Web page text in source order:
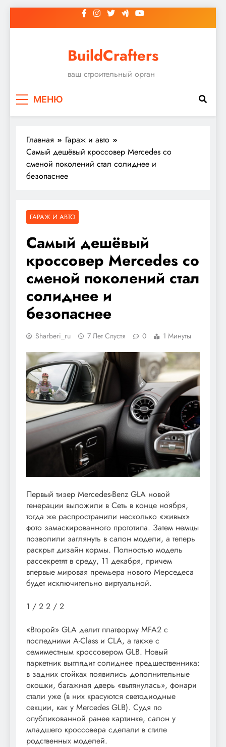
к
BuildCrafters
ваш строительный орган
МЕНЮ
Главная
Гараж и авто
Самый дешёвый кроссовер Mercedes со
сменой поколений стал солиднее и
безопаснее
ГАРАЖ И АВТО
Самый дешёвый
кроссовер Mercedes со
сменой поколений стал
солиднее и
безопаснее
Sharberi_ru 7 Лет Спустя 0 1 Минуты
Первый тизер Mercedes-Benz GLA новой
генерации выложили в Сеть в конце ноября,
тогда же распространили несколько «живых»
фото замаскированного прототипа. Затем немцы
позволили заглянуть в салон модели, а теперь
раскрыт дизайн кормы. Полностью модель
рассекретят в среду, 11 декабря, причем
впервые мировая премьера нового Мерседеса
будет исключительно виртуальной.
1 / 2 2 / 2
«Второй» GLA делит платформу MFA2 с
последними A-Class и CLA, а также с
семиместным кроссовером GLB. Новый
паркетник выглядит солиднее предшественника:
в задних стойках появились дополнительные
окошки, багажная дверь «вытянулась», фонари
стали уже (в них красуются светодиодные
секции, как у Mercedes GLB). Судя по
опубликованной ранее картинке, салон у
младшего кроссовера сделали в стиле
родственных моделей.